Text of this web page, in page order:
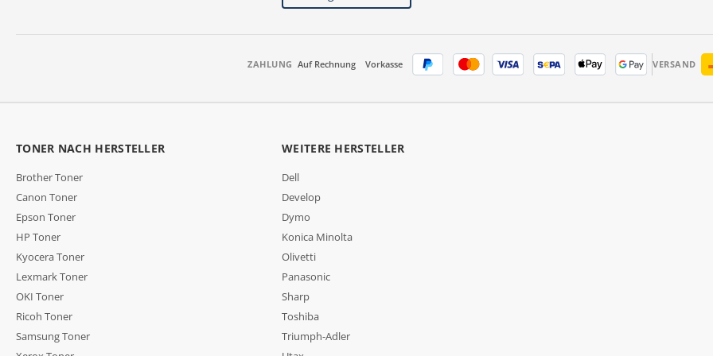
ZAHLUNG Auf Rechnung Vorkasse VERSAND
TONER NACH HERSTELLER
Brother Toner
Canon Toner
Epson Toner
HP Toner
Kyocera Toner
Lexmark Toner
OKI Toner
Ricoh Toner
Samsung Toner
WEITERE HERSTELLER
Dell
Develop
Dymo
Konica Minolta
Olivetti
Panasonic
Sharp
Toshiba
Triumph-Adler